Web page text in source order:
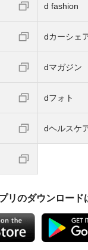
d fashion
dカーシェ
dマガジン
dフォト
dヘルスケ
リのダウンロード